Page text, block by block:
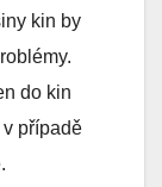
kin by
do kin
případě